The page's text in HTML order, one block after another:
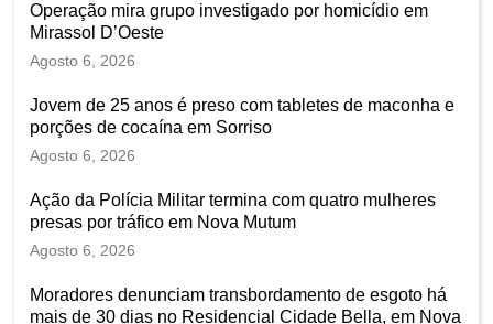
Operação mira grupo investigado por homicídio em
Mirassol D’Oeste
Agosto 6, 2026
Jovem de 25 anos é preso com tabletes de maconha e
porções de cocaína em Sorriso
Agosto 6, 2026
Ação da Polícia Militar termina com quatro mulheres
presas por tráfico em Nova Mutum
Agosto 6, 2026
Moradores denunciam transbordamento de esgoto há
mais de 30 dias no Residencial Cidade Bella, em Nova